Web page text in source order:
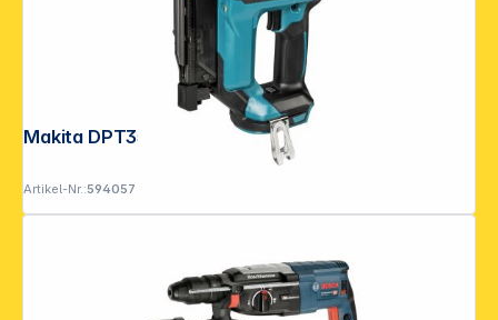
Makita DPT353ZJ Akku-Nagler
Artikel-Nr.:594057